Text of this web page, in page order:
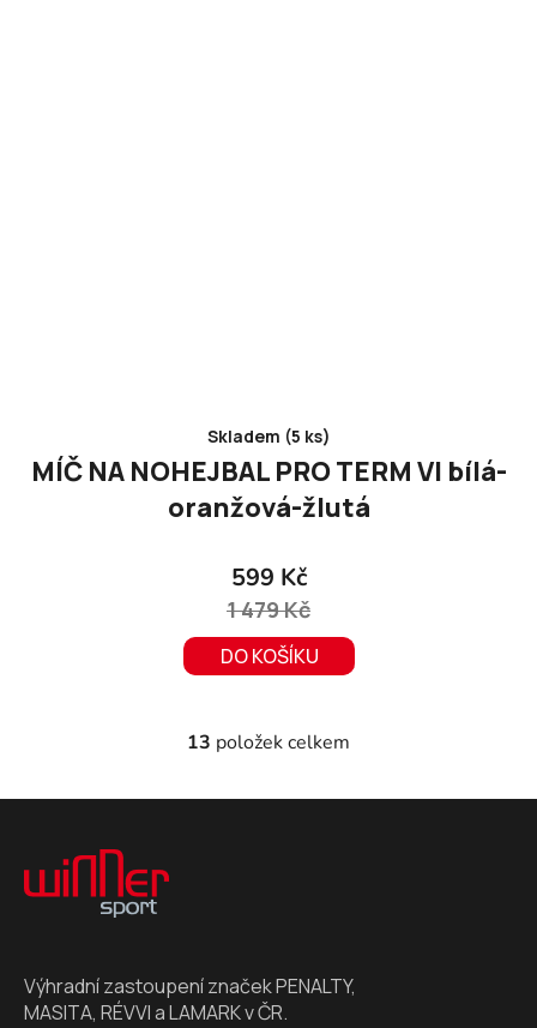
Skladem (5 ks)
MÍČ NA NOHEJBAL PRO TERM VI bílá-
oranžová-žlutá
599 Kč
1 479 Kč
DO KOŠÍKU
O
l
r
v
13 položek celkem
Z
Výhradní zastoupení značek PENALTY,
MASITA, RÉVVI a LAMARK v ČR.